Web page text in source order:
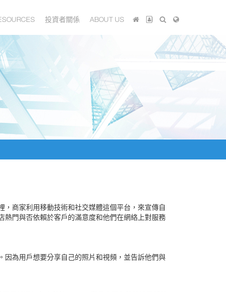
投資者關係 ABOUT US
商家利用移動技術和社交媒體這個平台，來宣傳自
熱門與否依賴於客戶的滿意度和他們在網絡上對服務
為用戶想要分享自己的照片和視頻，並告訴他們與